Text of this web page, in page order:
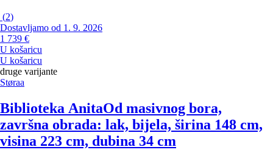
(2)
Dostavljamo od 1. 9. 2026
1 739 €
U košaricu
U košaricu
druge varijante
Støraa
Biblioteka AnitaOd masivnog bora,
završna obrada: lak, bijela, širina 148 cm,
visina 223 cm, dubina 34 cm